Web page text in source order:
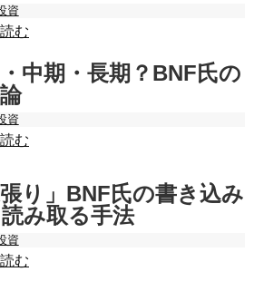
資
む
中期・長期？BNF氏の
資
む
張り」BNF氏の書き込み
み取る手法
資
む